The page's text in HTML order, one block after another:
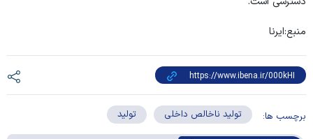
منبع:ایرنا
برچسب ها: تولید ناخالص داخلی تولید